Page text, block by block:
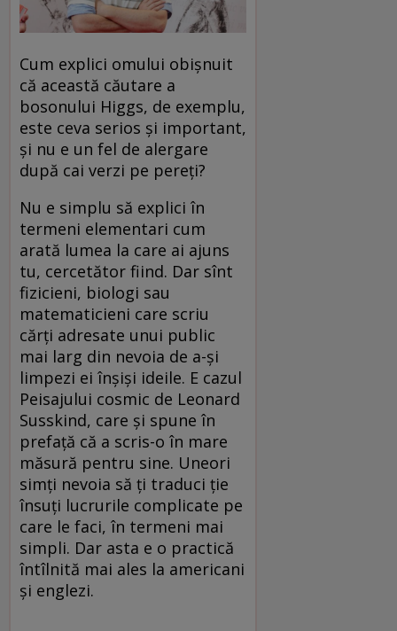
Cum explici omului obișnuit
că această căutare a
bosonului Higgs, de exemplu,
este ceva serios și important,
și nu e un fel de alergare
după cai verzi pe pereți?
Nu e simplu să explici în
termeni elementari cum
arată lumea la care ai ajuns
tu, cercetător fiind. Dar sînt
fizicieni, biologi sau
matematicieni care scriu
cărți adresate unui public
mai larg din nevoia de a-și
limpezi ei înșiși ideile. E cazul
Peisajului cosmic de Leonard
Susskind, care și spune în
prefață că a scris-o în mare
măsură pentru sine. Uneori
simți nevoia să ți traduci ție
însuți lucrurile complicate pe
care le faci, în termeni mai
simpli. Dar asta e o practică
întîlnită mai ales la americani
și englezi.